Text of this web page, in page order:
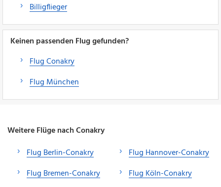
Billigflieger
Keinen passenden Flug gefunden?
Flug Conakry
Flug München
Weitere Flüge nach Conakry
Flug Berlin-Conakry
Flug Bremen-Conakry
Flug Hannover-Conakry
Flug Köln-Conakry